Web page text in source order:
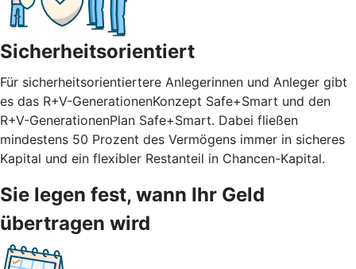
Sicherheitsorientiert
Für sicherheitsorientiertere Anlegerinnen und Anleger gibt
es das R+V-GenerationenKonzept Safe+Smart und den
R+V-GenerationenPlan Safe+Smart. Dabei fließen
mindestens 50 Prozent des Vermögens immer in sicheres
Kapital und ein flexibler Restanteil in Chancen-Kapital.
Sie legen fest, wann Ihr Geld
übertragen wird